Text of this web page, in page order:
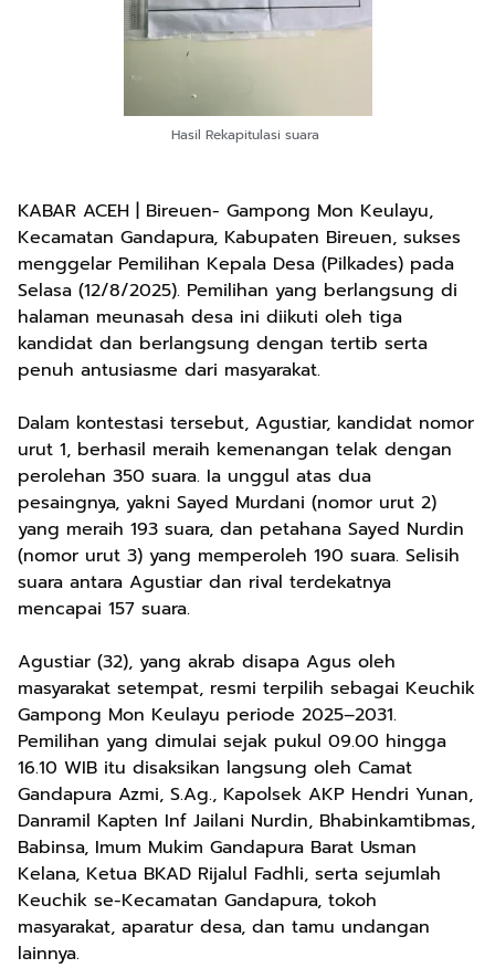
Hasil Rekapitulasi suara
KABAR ACEH | Bireuen- Gampong Mon Keulayu,
Kecamatan Gandapura, Kabupaten Bireuen, sukses
menggelar Pemilihan Kepala Desa (Pilkades) pada
Selasa (12/8/2025). Pemilihan yang berlangsung di
halaman meunasah desa ini diikuti oleh tiga
kandidat dan berlangsung dengan tertib serta
penuh antusiasme dari masyarakat.
Dalam kontestasi tersebut, Agustiar, kandidat nomor
urut 1, berhasil meraih kemenangan telak dengan
perolehan 350 suara. Ia unggul atas dua
pesaingnya, yakni Sayed Murdani (nomor urut 2)
yang meraih 193 suara, dan petahana Sayed Nurdin
(nomor urut 3) yang memperoleh 190 suara. Selisih
suara antara Agustiar dan rival terdekatnya
mencapai 157 suara.
Agustiar (32), yang akrab disapa Agus oleh
masyarakat setempat, resmi terpilih sebagai Keuchik
Gampong Mon Keulayu periode 2025–2031.
Pemilihan yang dimulai sejak pukul 09.00 hingga
16.10 WIB itu disaksikan langsung oleh Camat
Gandapura Azmi, S.Ag., Kapolsek AKP Hendri Yunan,
Danramil Kapten Inf Jailani Nurdin, Bhabinkamtibmas,
Babinsa, Imum Mukim Gandapura Barat Usman
Kelana, Ketua BKAD Rijalul Fadhli, serta sejumlah
Keuchik se-Kecamatan Gandapura, tokoh
masyarakat, aparatur desa, dan tamu undangan
lainnya.